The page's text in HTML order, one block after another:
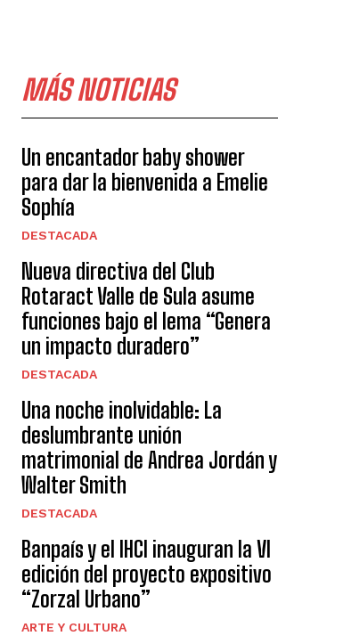
MÁS NOTICIAS
Un encantador baby shower
para dar la bienvenida a Emelie
Sophía
DESTACADA
Nueva directiva del Club
Rotaract Valle de Sula asume
funciones bajo el lema “Genera
un impacto duradero”
DESTACADA
Una noche inolvidable: La
deslumbrante unión
matrimonial de Andrea Jordán y
Walter Smith
DESTACADA
Banpaís y el IHCI inauguran la VI
edición del proyecto expositivo
“Zorzal Urbano”
ARTE Y CULTURA